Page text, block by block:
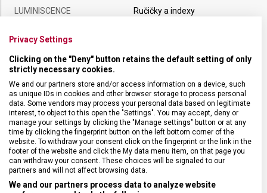
LUMINISCENCE Ručičky a indexy
POUZDRO
VODOTĚSNOST
POHON Solární
HMOTNOST 101 g
FUNKCE datum
Privacy Settings
Clicking on the "Deny" button retains the default setting of only
strictly necessary cookies.
We and our partners store and/or access information on a device, such
as unique IDs in cookies and other browser storage to process personal
data. Some vendors may process your personal data based on legitimate
interest, to object to this open the "Settings". You may accept, deny or
manage your settings by clicking the "Manage settings" button or at any
time by clicking the fingerprint button on the left bottom corner of the
website. To withdraw your consent click on the fingerprint or the link in the
footer of the website and click the My data menu item, on that page you
can withdraw your consent. These choices will be signaled to our
partners and will not affect browsing data.
We and our partners process data to analyze website